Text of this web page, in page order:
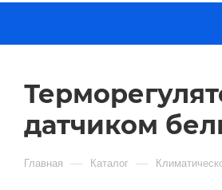
датчиком
Главная — Каталог —